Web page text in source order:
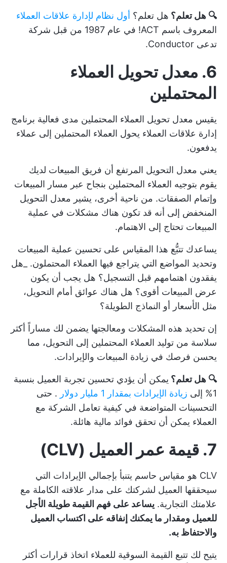
🔍 هل تعلم؟ هل تعلم؟ أول نظام لإدارة علاقات العملاء
المعروف باسم ACT! في عام 1987 من قبل شركة
تدعى Conductor.
6. معدل تحويل العملاء
المحتملين
يقيس معدل تحويل العملاء المحتملين مدى فعالية برنامج
إدارة علاقات العملاء يحول العملاء المحتملين إلى عملاء
يدفعون.
يعني معدل التحويل المرتفع أن فريق المبيعات لديك
يقوم بتوجيه العملاء المحتملين بنجاح عبر مسار المبيعات
وإتمام الصفقات. من ناحية أخرى، يشير معدل التحويل
المنخفض إلى أنه قد تكون هناك مشكلات في عملية
المبيعات تحتاج إلى الاهتمام.
يساعدك تتبُّع هذا المقياس على تحسين عملية المبيعات
وتحديد المواضع التي يتراجع فيها العملاء المحتملون. _هل
يفقدون اهتمامهم قبل التسجيل؟ هل يجب أن يكون
عرض المبيعات أقوى؟ هل هناك عوائق أمام التحويل،
مثل الأسعار أو النماذج الطويلة؟
إن تحديد هذه المشكلات ومعالجتها يضمن لك مساراً أكثر
سلاسة من توليد العملاء المحتملين إلى التحويل، مما
يحسن فرصك في زيادة المبيعات والإيرادات.
🔍 هل تعلم؟ يمكن أن يؤدي تحسين تجربة العميل بنسبة
1% إلى
زيادة الإيرادات بمقدار 1 مليار دولار
. حتى
التحسينات المتواضعة في كيفية تعامل الشركة مع
العملاء يمكن أن تحقق فوائد مالية هائلة.
7. قيمة عمر العميل (CLV)
CLV هو مقياس حاسم يتنبأ بإجمالي الإيرادات التي
سيحققها العميل لشركتك على مدار علاقته الكاملة مع
علامتك التجارية. يساعد على فهم القيمة طويلة الأجل
للعميل ومقدار ما يمكنك إنفاقه على اكتساب العميل
والاحتفاظ به.
يتيح لك تتبع القيمة السوقية للعملاء اتخاذ قرارات أكثر